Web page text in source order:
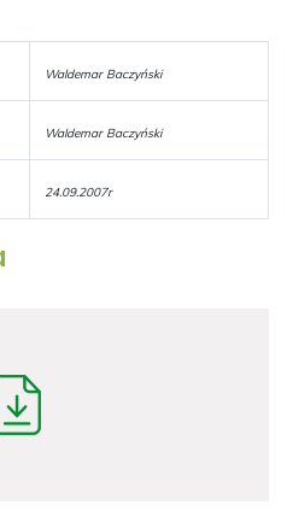
Waldemar Baczyński
Waldemar Baczyński
24.09.2007r